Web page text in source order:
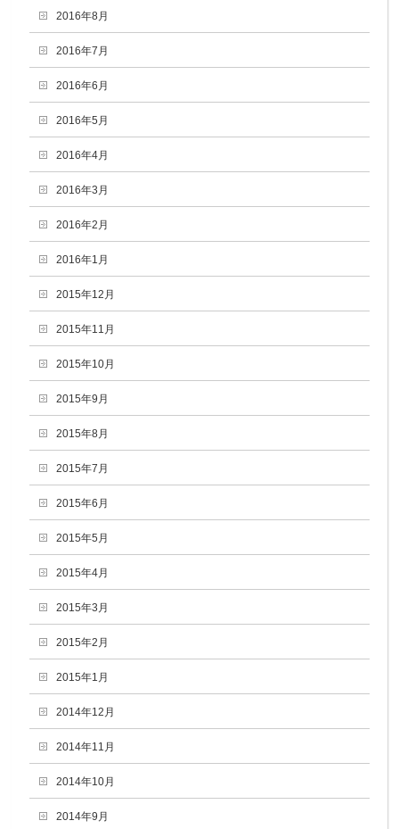
2016年8月
2016年7月
2016年6月
2016年5月
2016年4月
2016年3月
2016年2月
2016年1月
2015年12月
2015年11月
2015年10月
2015年9月
2015年8月
2015年7月
2015年6月
2015年5月
2015年4月
2015年3月
2015年2月
2015年1月
2014年12月
2014年11月
2014年10月
2014年9月